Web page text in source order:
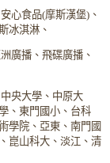
心食品(摩斯漢堡)、
冰淇淋、
廣播、飛碟廣播、
央大學、中原大
、東門國小、台科
學院、亞東、南門國
崑山科大、淡江、清